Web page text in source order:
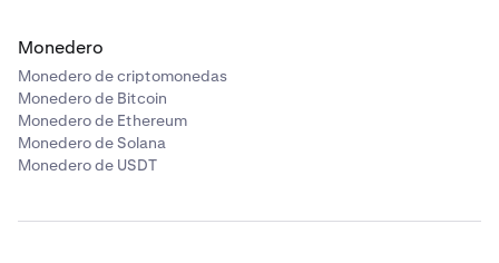
Monedero
Monedero de criptomonedas
Monedero de Bitcoin
Monedero de Ethereum
Monedero de Solana
Monedero de USDT